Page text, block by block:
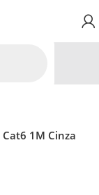
1M Cinza